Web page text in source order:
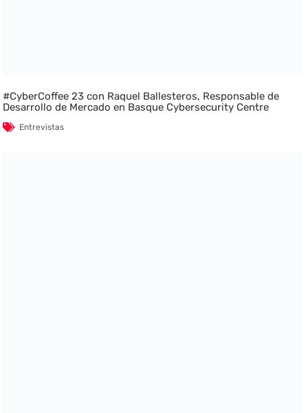
#CyberCoffee 23 con Raquel Ballesteros, Responsable de
Desarrollo de Mercado en Basque Cybersecurity Centre
Entrevistas